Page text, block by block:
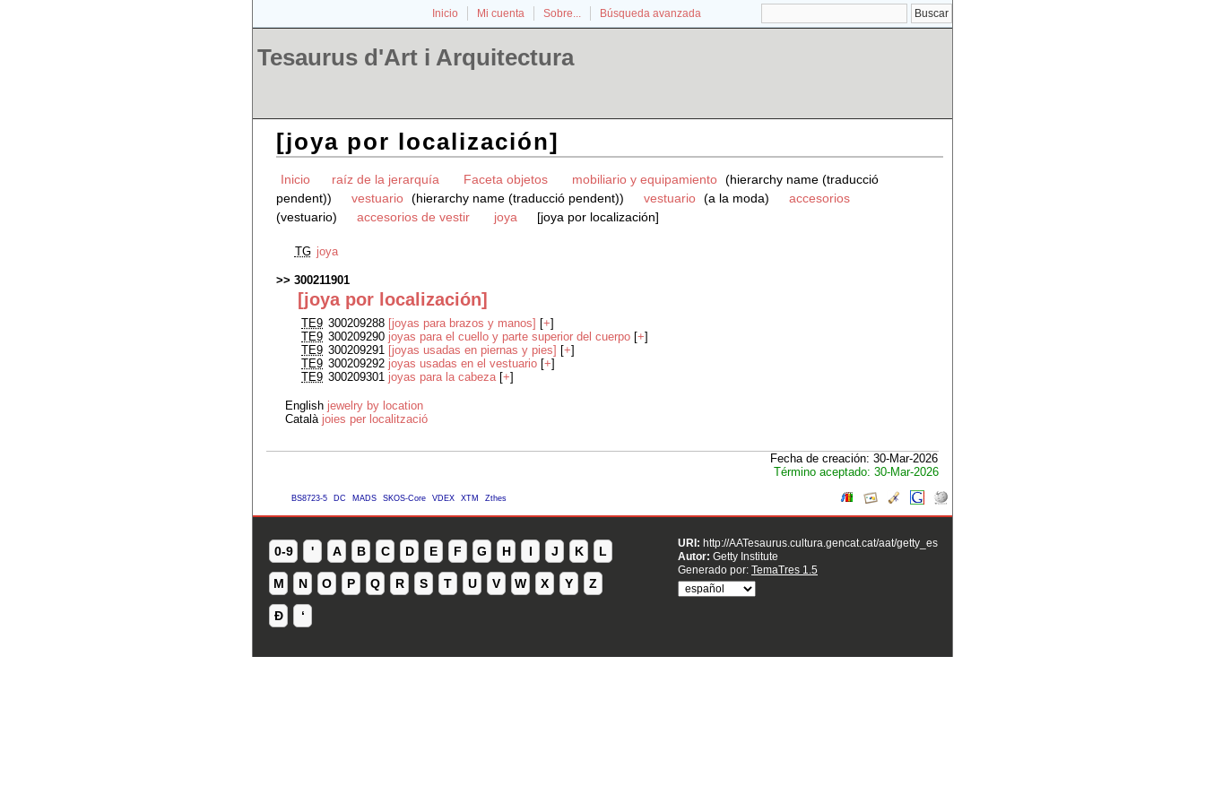
Inicio Mi cuenta Sobre... Búsqueda avanzada
Tesaurus d'Art i Arquitectura
[joya por localización]
Inicio raíz de la jerarquía Faceta objetos mobiliario y equipamiento (hierarchy name (traducció
pendent))
vestuario (hierarchy name (traducció pendent)) vestuario (a la moda)
accesorios
(vestuario)
accesorios de vestir joya [joya por localización]
TG joya
300211901
[joya por localización]
TE9 300209288 [joyas para brazos y manos] [+]
TE9 300209290 joyas para el cuello y parte superior del cuerpo [+]
TE9 300209291 [joyas usadas en piernas y pies] [+]
TE9 300209292 joyas usadas en el vestuario [+]
TE9 300209301 joyas para la cabeza [+]
English jewelry by location
Català joies per localització
Fecha de creación: 30-Mar-2026
Término aceptado: 30-Mar-2026
BS8723-5 DC MADS SKOS-Core VDEX XTM Zthes
0-9 ' A B C D E F G H I J K L
M N O P Q R S T U V W X Y Z
Ð ʻ
URI: http://AATesaurus.cultura.gencat.cat/aat/getty_es
Autor: Getty Institute
Generado por: TemaTres 1.5